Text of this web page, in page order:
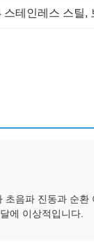
테인레스 스틸,
음파 진동과 순
에 이상적입니다.